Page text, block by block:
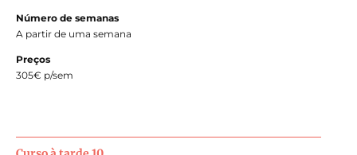
Número de semanas
A partir de uma semana
Preços
305€ p/sem